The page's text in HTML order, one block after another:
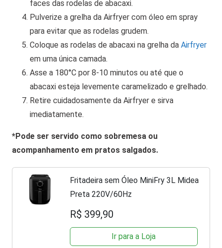
faces das rodelas de abacaxi.
Pulverize a grelha da Airfryer com óleo em spray
para evitar que as rodelas grudem.
Coloque as rodelas de abacaxi na grelha da Airfryer
em uma única camada.
Asse a 180°C por 8-10 minutos ou até que o
abacaxi esteja levemente caramelizado e grelhado.
Retire cuidadosamente da Airfryer e sirva
imediatamente.
*Pode ser servido como sobremesa ou
acompanhamento em pratos salgados.
Fritadeira sem Óleo MiniFry 3L Midea
Preta 220V/60Hz
R$ 399,90
Ir para a Loja